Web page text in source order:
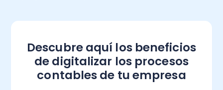
Descubre aquí los beneficios
de digitalizar los procesos
contables de tu empresa